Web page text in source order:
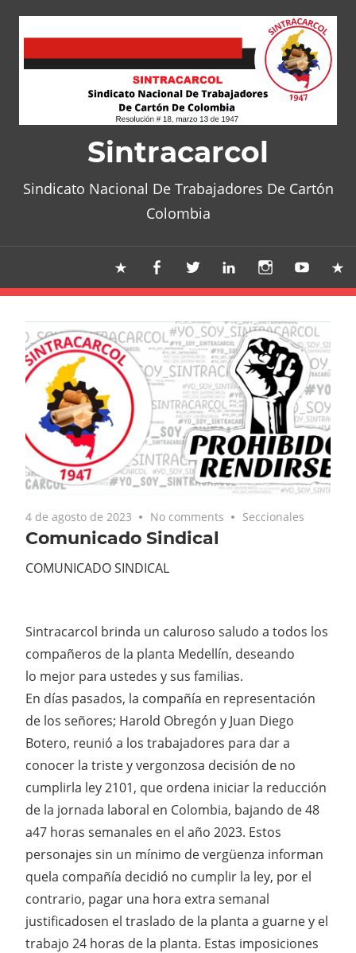
content
Sintracarcol
Sindicato Nacional De Trabajadores De Cartón
Colombia
4 de agosto de 2023 No comments Seccionales
Comunicado Sindical
COMUNICADO SINDICAL
Sintracarcol brinda un caluroso saludo a todos los
compañeros de la planta Medellín, deseando
lo mejor para ustedes y sus familias.
En días pasados, la compañía en representación
de los señores; Harold Obregón y Juan Diego
Botero, reunió a los trabajadores para dar a
conocer la triste y vergonzosa decisión de no
cumplirla ley 2101, que ordena iniciar la reducción
de la jornada laboral en Colombia, bajando de 48
a47 horas semanales en el año 2023. Estos
personajes sin un mínimo de vergüenza informan
quela compañía decidió no cumplir la ley, por el
contrario, pagar una hora extra semanal
justificadosen el traslado de la planta a guarne y el
trabajo 24 horas de la planta. Estas imposiciones